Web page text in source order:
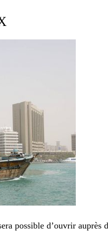
possible d’ouvrir auprès